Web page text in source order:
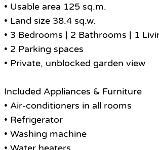
• Usable area 125 sq.m.
• Land size 38.4 sq.w.
• 3 Bedrooms | 2 Bathrooms | 1
• 2 Parking spaces
• Private, unblocked garden view
Included Appliances & Furniture
• Air-conditioners in all rooms
• Refrigerator
• Washing machine